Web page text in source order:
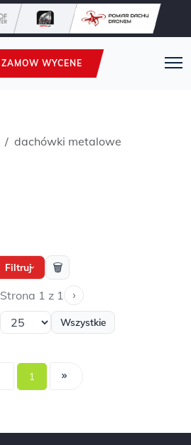
ZAMOW WYCENE
dachówki metalowe
Filtruj› 🗑
Strona 1 z 1 ›
Wszystkie
1